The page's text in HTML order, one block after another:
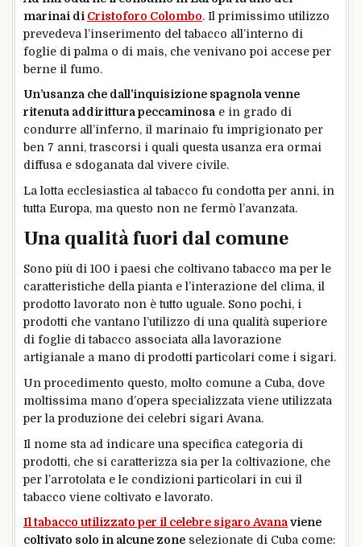
marinai di Cristoforo Colombo. Il primissimo utilizzo
prevedeva l’inserimento del tabacco all’interno di
foglie di palma o di mais, che venivano poi accese per
berne il fumo.
Un’usanza che dall’inquisizione spagnola venne
ritenuta addirittura peccaminosa e in grado di
condurre all’inferno, il marinaio fu imprigionato per
ben 7 anni, trascorsi i quali questa usanza era ormai
diffusa e sdoganata dal vivere civile.
La lotta ecclesiastica al tabacco fu condotta per anni, in
tutta Europa, ma questo non ne fermò l’avanzata.
Una qualità fuori dal comune
Sono più di 100 i paesi che coltivano tabacco ma per le
caratteristiche della pianta e l’interazione del clima, il
prodotto lavorato non è tutto uguale. Sono pochi, i
prodotti che vantano l’utilizzo di una qualità superiore
di foglie di tabacco associata alla lavorazione
artigianale a mano di prodotti particolari come i sigari.
Un procedimento questo, molto comune a Cuba, dove
moltissima mano d’opera specializzata viene utilizzata
per la produzione dei celebri sigari Avana.
Il nome sta ad indicare una specifica categoria di
prodotti, che si caratterizza sia per la coltivazione, che
per l’arrotolata e le condizioni particolari in cui il
tabacco viene coltivato e lavorato.
Il tabacco utilizzato per il celebre sigaro Avanaviene
coltivato solo in alcune zone selezionate di Cuba come: